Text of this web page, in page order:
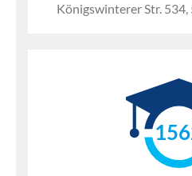
Königswinterer Str. 534,